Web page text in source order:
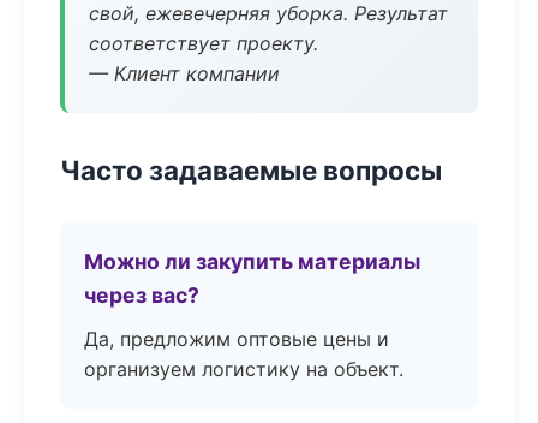
свой, ежевечерняя уборка. Результат
соответствует проекту.
— Клиент компании
Часто задаваемые вопросы
Можно ли закупить материалы
через вас?
Да, предложим оптовые цены и
организуем логистику на объект.